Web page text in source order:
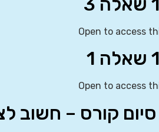
Open to access
Open to access
סיום קורס – חשוב